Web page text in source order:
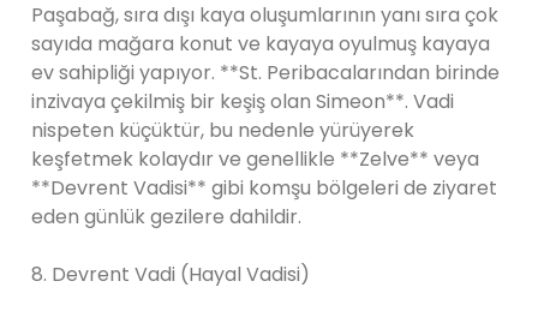
Paşabağ, sıra dışı kaya oluşumlarının yanı sıra çok
sayıda mağara konut ve kayaya oyulmuş kayaya
ev sahipliği yapıyor. **St. Peribacalarından birinde
inzivaya çekilmiş bir keşiş olan Simeon**. Vadi
nispeten küçüktür, bu nedenle yürüyerek
keşfetmek kolaydır ve genellikle **Zelve** veya
**Devrent Vadisi** gibi komşu bölgeleri de ziyaret
eden günlük gezilere dahildir.
8. Devrent Vadi (Hayal Vadisi)